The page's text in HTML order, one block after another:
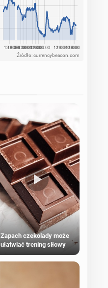
Źródło: currencybeacon.com
Zapach czekolady może
ułatwiać trening siłowy